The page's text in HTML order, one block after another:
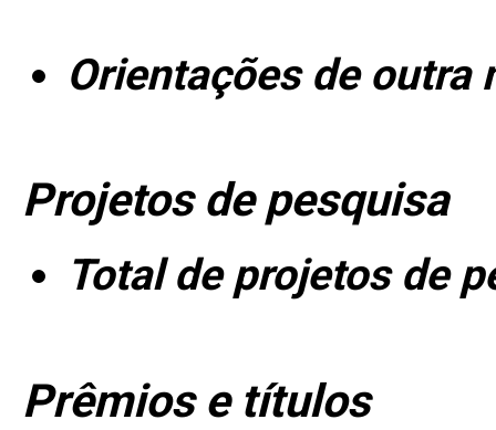
Orientações de outra
Projetos de pesquisa
Total de projetos de
Prêmios e títulos